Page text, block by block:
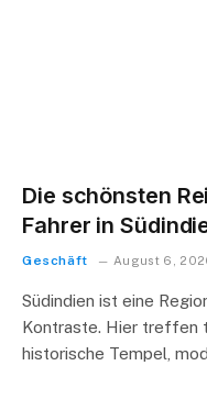
Die schönsten
Fahrer in
Geschäft August 6,
Südindien ist eine
Kontraste. Hier treffen
historische Tempel,